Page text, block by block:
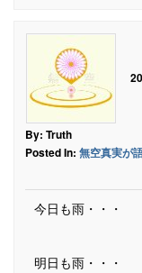
By: Truth
Posted In: 無空真実が
今日も雨・・・
明日も雨・・・